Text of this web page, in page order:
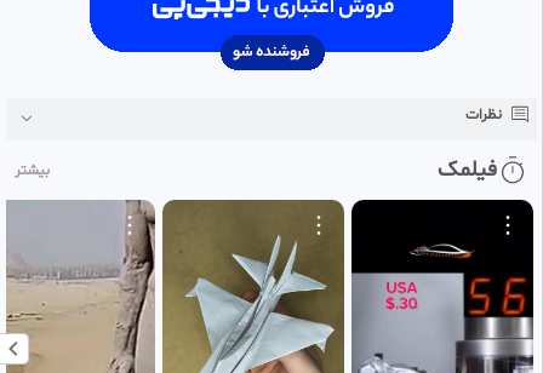
نظرات
فیلمک بیشتر